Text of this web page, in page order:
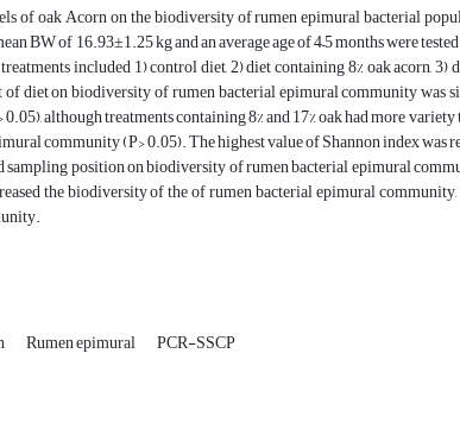
of oak Acorn on the biodiversity of rumen epimural bacterial
BW of 16.93±1.25 kg and an average age of 4–5 months were
included 1) control diet, 2) diet containing 8% oak acorn, 3)
of diet on biodiversity of rumen bacterial epimural community was
although treatments containing 8% and 17% oak had more
community (P> 0.05). The highest value of Shannon index was
position on biodiversity of rumen bacterial epimural
the biodiversity of the of rumen bacterial epimural
Rumen epimural
PCR-SSCP